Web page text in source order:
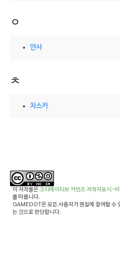
ㅇ
얀사
ㅊ
차스카
이 저작물은크리에이티브 커먼즈 저작자표시-
를 따릅니다.
GAMEDOT은 모든 사용자가 편집에 참여할 수
는 것으로 판단합니다.